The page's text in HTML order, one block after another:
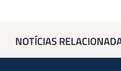
NOTÍCIAS